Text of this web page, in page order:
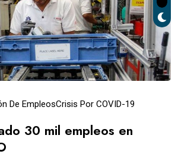
De EmpleosCrisis Por COVID-19
30 mil empleos en